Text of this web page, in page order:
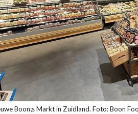
Boon;s Markt in Zuidland. Foto: Boon